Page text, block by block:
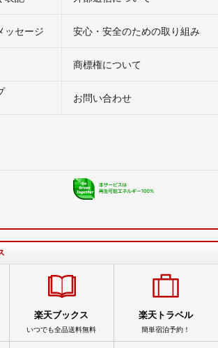
ッセージ 安心・安全のための取り組み
商標権について
お問い合わせ
楽天ブックス
いつでも全品送料無料
楽天トラベル
簡単宿泊予約！